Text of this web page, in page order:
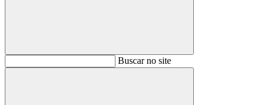
BuscarBuscar no site